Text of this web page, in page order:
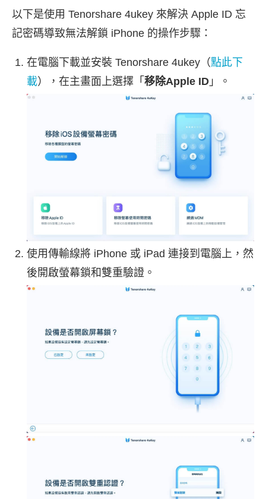
以下是使用 Tenorshare 4ukey 來解決 Apple ID 忘
記密碼導致無法解鎖 iPhone 的操作步驟：
在電腦下載並安裝 Tenorshare 4ukey（點此下
載），在主畫面上選擇「 移除Apple ID 」。
使用傳輸線將 iPhone 或 iPad 連接到電腦上，然
後開啟螢幕鎖和雙重驗證。